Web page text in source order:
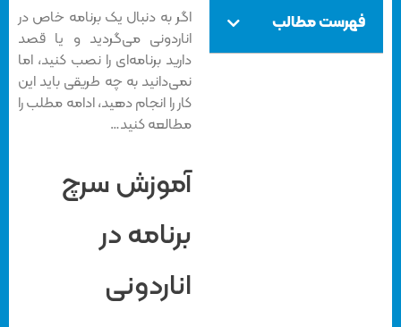
فهرست مطالب
اگر به دنبال یک برنامه خاص در
اناردونی می‌گردید و یا قصد
دارید برنامه‌ای را نصب کنید، اما
نمی‌دانید به چه طریقی باید این
کار را انجام دهید، ادامه مطلب را
مطالعه کنید…
آموزش سرچ
برنامه در
اناردونی